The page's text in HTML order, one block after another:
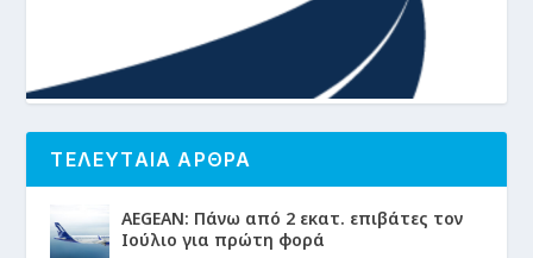
ΤΕΛΕΥΤΑΙΑ ΑΡΘΡΑ
AEGEAN: Πάνω από 2 εκατ. επιβάτες τον
Ιούλιο για πρώτη φορά